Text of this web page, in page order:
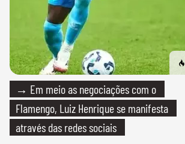
→ Em meio as negociações com o
Flamengo, Luiz Henrique se manifesta
através das redes sociais